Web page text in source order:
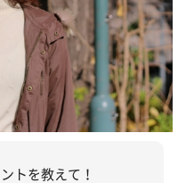
トを教えて！